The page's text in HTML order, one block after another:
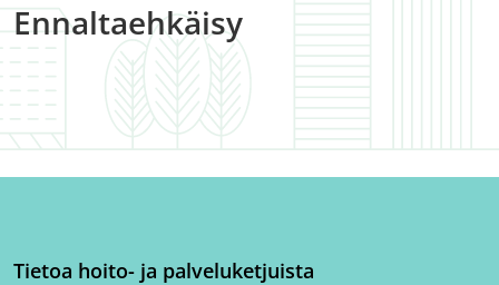
Ennaltaehkäisy
Tietoa hoito- ja palveluketjuista